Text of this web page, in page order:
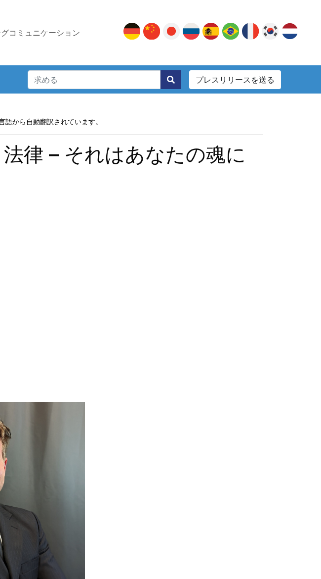
コミュニケーション
プレスリリースを送る
から自動翻訳されています。
律 – それはあなたの魂に